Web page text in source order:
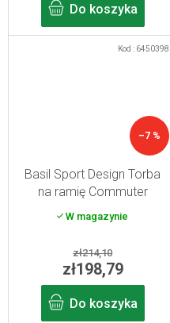
Do koszyka
–7 %
Basil Sport Design Torba
na ramię Commuter
graphite 18 l
W magazynie
zł214,10
zł198,79
Do koszyka
Kod : 6450398